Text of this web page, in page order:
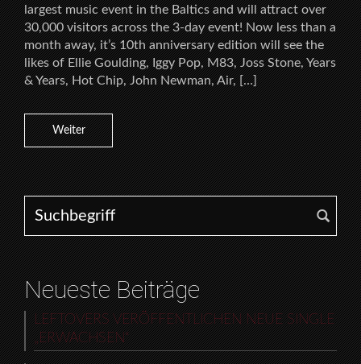
largest music event in the Baltics and will attract over
30,000 visitors across the 3-day event! Now less than a
month away, it’s 10th anniversary edition will see the
likes of Ellie Goulding, Iggy Pop, M83, Joss Stone, Years
& Years, Hot Chip, John Newman, Air, […]
Weiter
Search for:
Neueste Beiträge
LEFTOVERS VERÖFFENTLICHEN NEUE SINGLE
„ERWACHSEN“